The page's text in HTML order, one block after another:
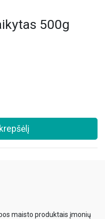
500g
maisto produktais įmonių